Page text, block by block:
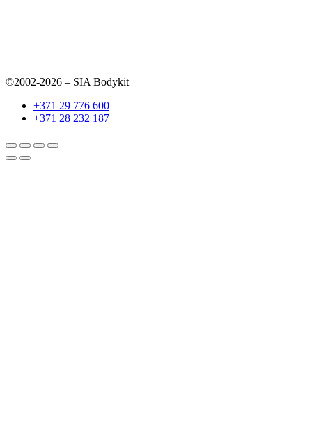
©2002-2026 – SIA Bodykit
+371 29 776 600
+371 28 232 187